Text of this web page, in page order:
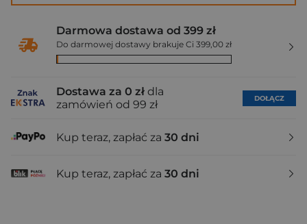
Darmowa dostawa od 399 zł
Do darmowej dostawy brakuje Ci 399,00 zł
Dostawa za 0 zł dla
zamówień od 99 zł
DOŁĄCZ
Kup teraz, zapłać za 30 dni
Kup teraz, zapłać za 30 dni